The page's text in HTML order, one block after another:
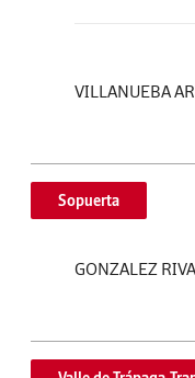
VILLANUEBA
Sopuerta
GONZALEZ